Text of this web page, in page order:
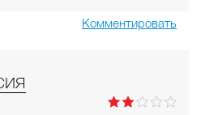
Комментировать